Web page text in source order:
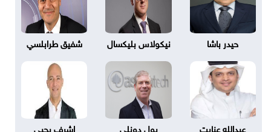
حيدر باشا نيكولاس بليكسال شفيق طرابلسي
عبدالله عنايت بول دونلي اشرف يحيى